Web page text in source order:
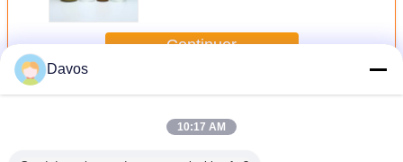
Continuer
PlusFiole en verre
Davos
10:17 AM